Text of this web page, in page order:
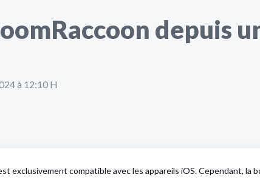
depuis
à 12:10 H
exclusivement compatible avec les appareils iOS. Cependant, la